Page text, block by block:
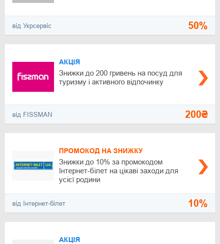
від Укрсервіс 50%
АКЦІЯ
Знижки до 200 гривень на посуд для
туризму і активного відпочинку
від FISSMAN 200₴
ПРОМОКОД НА ЗНИЖКУ
Знижки до 10% за промокодом
Інтернет-білет на цікаві заходи для
усієї родини
від Інтернет-білет 10%
АКЦІЯ